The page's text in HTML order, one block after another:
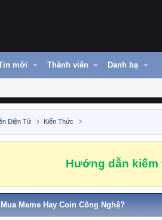
mới Thành viên Danh bạ
Điện Tử Kiến Thức
Hướng dẫn
Meme Hay Coin Công Nghệ?